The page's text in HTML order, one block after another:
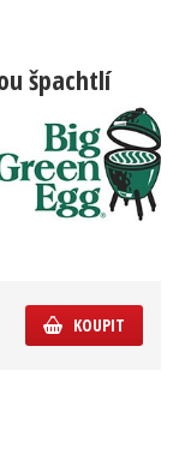
špachtlí
KOUPIT